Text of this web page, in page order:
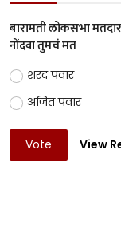
बारामती लोकसभा
नोंदवा तुमचं मत
शरद पवार
अजित पवार
Vote View